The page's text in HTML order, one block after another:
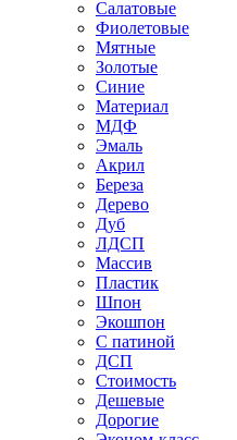
Салатовые
Фиолетовые
Мятные
Золотые
Синие
Материал
МДФ
Эмаль
Акрил
Береза
Дерево
Дуб
ЛДСП
Массив
Пластик
Шпон
Экошпон
С патиной
ДСП
Стоимость
Дешевые
Дорогие